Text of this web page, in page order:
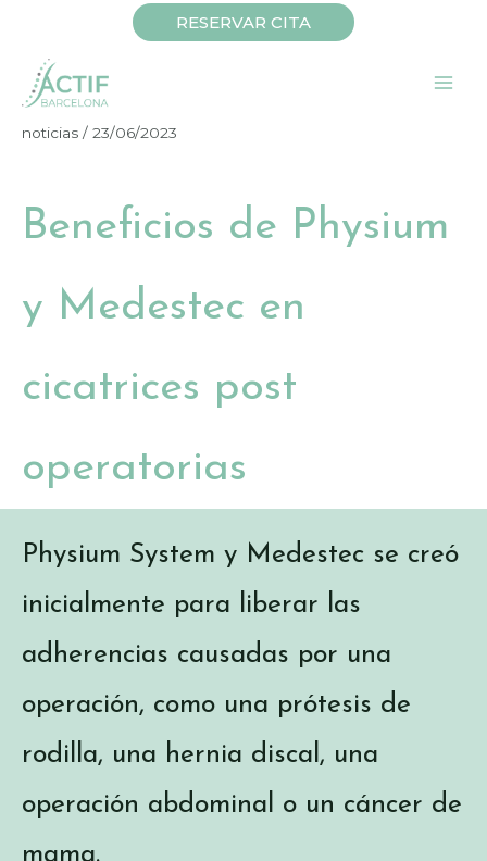
contenido
RESERVAR CITA
noticias / 23/06/2023
Beneficios de Physium
y Medestec en
cicatrices post
operatorias
Physium System y Medestec se creó
inicialmente para liberar las
adherencias causadas por una
operación, como una prótesis de
rodilla, una hernia discal, una
operación abdominal o un cáncer de
mama.